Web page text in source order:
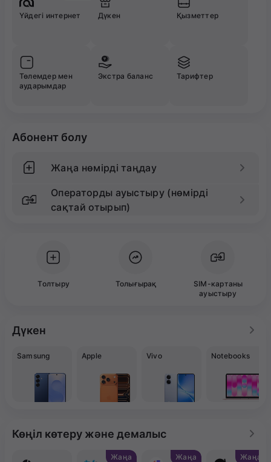
Үйдегі интернет Дүкен Қызметтер
Төлемдер мен
аударымдар
Экстра баланс Тарифтер
Абонент болу
Жаңа нөмірді таңдау
Операторды ауыстыру (нөмірді
сақтай отырып)
Толтыру Толығырақ
SIM-картаны
ауыстыру
Дүкен
Samsung Apple Vivo Notebooks
Көңіл көтеру және демалыс
Жаңа Жаңа Жаңа